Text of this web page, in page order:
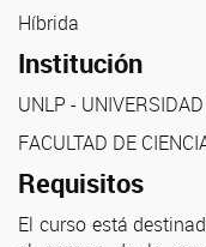
Híbrida
Institución
UNLP -
FACULTAD DE
Requisitos
El curso está